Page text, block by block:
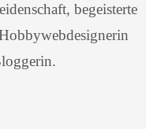
begeisterte